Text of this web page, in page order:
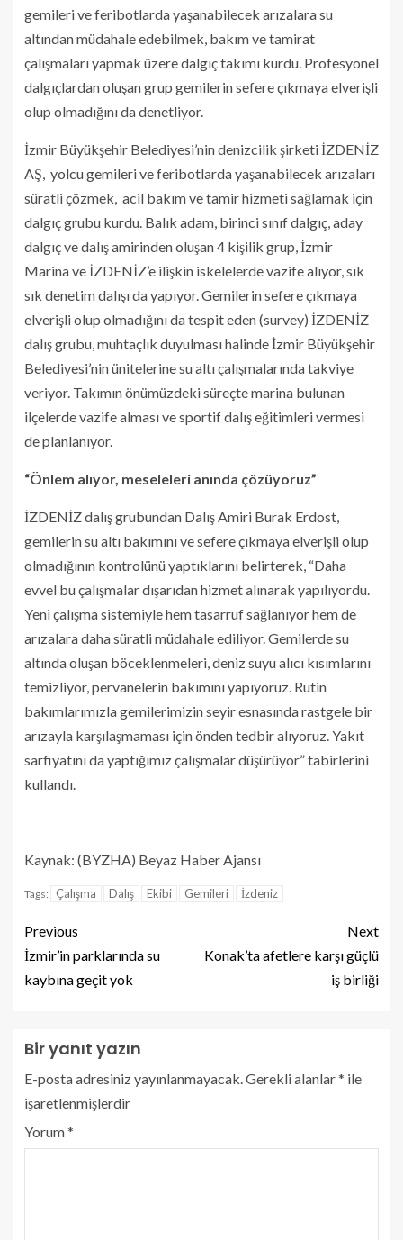
gemileri ve feribotlarda yaşanabilecek arızalara su
altından müdahale edebilmek, bakım ve tamirat
çalışmaları yapmak üzere dalgıç takımı kurdu. Profesyonel
dalgıçlardan oluşan grup gemilerin sefere çıkmaya elverişli
olup olmadığını da denetliyor.
İzmir Büyükşehir Belediyesi’nin denizcilik şirketi İZDENİZ
AŞ, yolcu gemileri ve feribotlarda yaşanabilecek arızaları
süratli çözmek, acil bakım ve tamir hizmeti sağlamak için
dalgıç grubu kurdu. Balık adam, birinci sınıf dalgıç, aday
dalgıç ve dalış amirinden oluşan 4 kişilik grup, İzmir
Marina ve İZDENİZ’e ilişkin iskelelerde vazife alıyor, sık
sık denetim dalışı da yapıyor. Gemilerin sefere çıkmaya
elverişli olup olmadığını da tespit eden (survey) İZDENİZ
dalış grubu, muhtaçlık duyulması halinde İzmir Büyükşehir
Belediyesi’nin ünitelerine su altı çalışmalarında takviye
veriyor. Takımın önümüzdeki süreçte marina bulunan
ilçelerde vazife alması ve sportif dalış eğitimleri vermesi
de planlanıyor.
“Önlem alıyor, meseleleri anında çözüyoruz”
İZDENİZ dalış grubundan Dalış Amiri Burak Erdost,
gemilerin su altı bakımını ve sefere çıkmaya elverişli olup
olmadığının kontrolünü yaptıklarını belirterek, “Daha
evvel bu çalışmalar dışarıdan hizmet alınarak yapılıyordu.
Yeni çalışma sistemiyle hem tasarruf sağlanıyor hem de
arızalara daha süratli müdahale ediliyor. Gemilerde su
altında oluşan böceklenmeleri, deniz suyu alıcı kısımlarını
temizliyor, pervanelerin bakımını yapıyoruz. Rutin
bakımlarımızla gemilerimizin seyir esnasında rastgele bir
arızayla karşılaşmaması için önden tedbir alıyoruz. Yakıt
sarfiyatını da yaptığımız çalışmalar düşürüyor” tabirlerini
kullandı.
Kaynak: (BYZHA) Beyaz Haber Ajansı
Tags: Çalışma Dalış Ekibi Gemileri İzdeniz
Previous
İzmir’in parklarında su
kaybına geçit yok
Next
Konak’ta afetlere karşı güçlü
iş birliği
Bir yanıt yazın
E-posta adresiniz yayınlanmayacak. Gerekli alanlar* ile
işaretlenmişlerdir
Yorum*